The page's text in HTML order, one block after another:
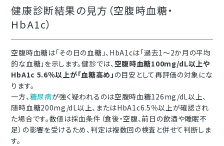
健康診断結果の見方（空腹時血糖・
HbA1c）
空腹時血糖は「その日の血糖」、HbA1cは「過去1～2か月の平均
的な血糖」を示します。健診では、 空腹時血糖100mg/dL以上や
HbA1c 5.6％以上が「血糖高め」 の目安として再評価の対象にな
ります。
一方、 糖尿病が強く疑われるのは空腹時血糖126mg/dL以上、
随時血糖200mg/dL以上、またはHbA1c6.5％以上が確認され
た場合です。数値は採血条件（食後・空腹、前日の飲酒や睡眠不
足）の影響を受けるため、判定は複数回の検査と併せて判断しま
す。